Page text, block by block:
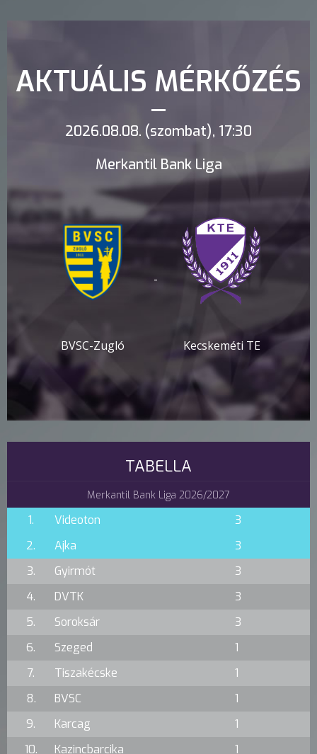
AKTUÁLIS MÉRKŐZÉS
2026.08.08. (szombat), 17:30
Merkantil Bank Liga
BVSC-Zugló
-
Kecskeméti TE
TABELLA
Merkantil Bank Liga 2026/2027
1. Videoton
3
2.
Ajka
3
3.
Gyirmót
3
4.
DVTK
3
5.
Soroksár
3
6.
Szeged
1
7.
Tiszakécske
1
8.
BVSC
1
9.
Karcag
1
10.
Kazincbarcika 1